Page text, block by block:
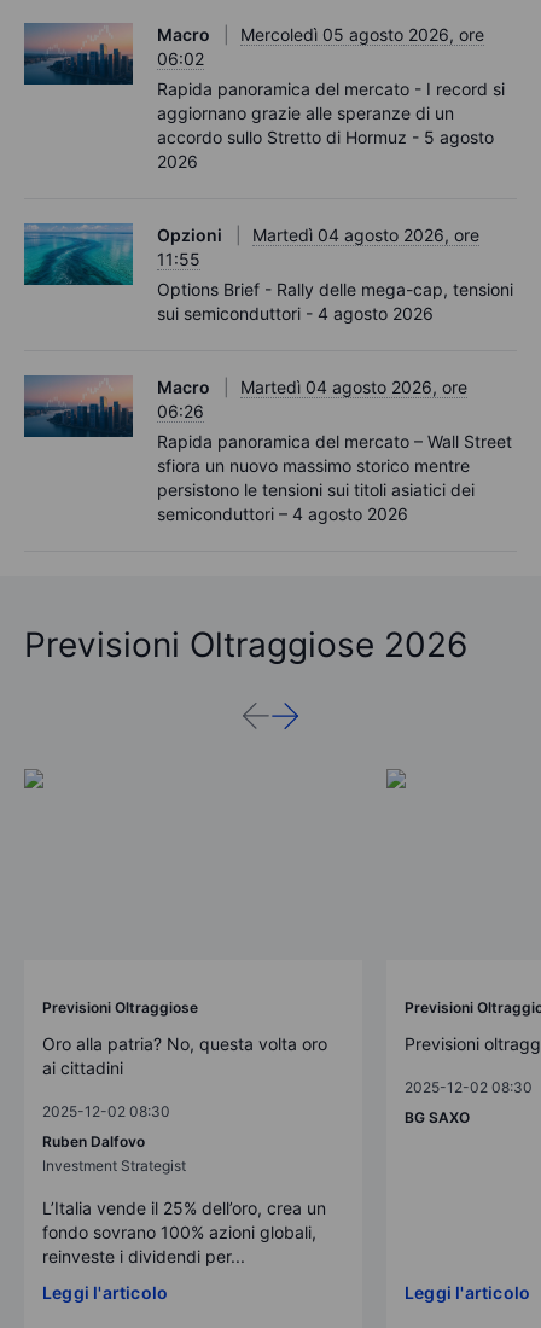
Macro
Mercoledì 05 agosto 2026, ore
06:02
Rapida panoramica del mercato - I record si
aggiornano grazie alle speranze di un
accordo sullo Stretto di Hormuz - 5 agosto
2026
Opzioni
Martedì 04 agosto 2026, ore
11:55
Options Brief - Rally delle mega-cap, tensioni
sui semiconduttori - 4 agosto 2026
Macro
Martedì 04 agosto 2026, ore
06:26
Rapida panoramica del mercato – Wall Street
sfiora un nuovo massimo storico mentre
persistono le tensioni sui titoli asiatici dei
semiconduttori – 4 agosto 2026
Previsioni Oltraggiose 2026
Previsioni Oltraggiose
Oro alla patria? No, questa volta oro
ai cittadini
2025-12-02 08:30
Ruben Dalfovo
Investment Strategist
L’Italia vende il 25% dell’oro, crea un
fondo sovrano 100% azioni globali,
reinveste i dividendi per...
Leggi l'articolo
Previsioni
Previsioni
2025-12-02 08:30
BG SAXO
Leggi l'articolo